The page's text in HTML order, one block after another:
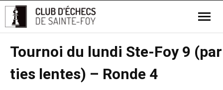
Tournoi du lundi Ste-Foy 9 (par
ties lentes) – Ronde 4